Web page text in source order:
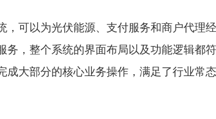
，可以为光伏能源、支付服务和商户代理
务，整个系统的界面布局以及功能逻辑都
成大部分的核心业务操作，满足了行业常